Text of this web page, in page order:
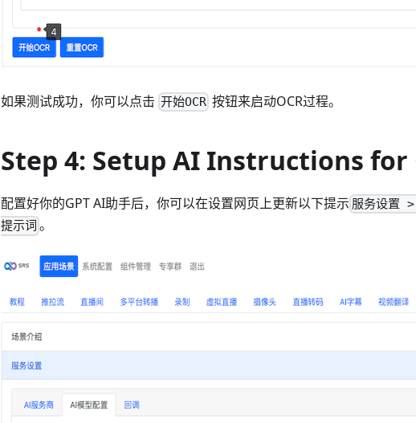
如果测试成功，你可以点击 开始OCR 按钮来启动OCR过程。
Step 4: Setup AI Instructions for
配置好你的GPT AI助手后，你可以在设置网页上更新以下提示 服务设置
提示词 。